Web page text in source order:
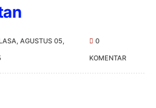
AGUSTUS 05,
0
KOMENTAR